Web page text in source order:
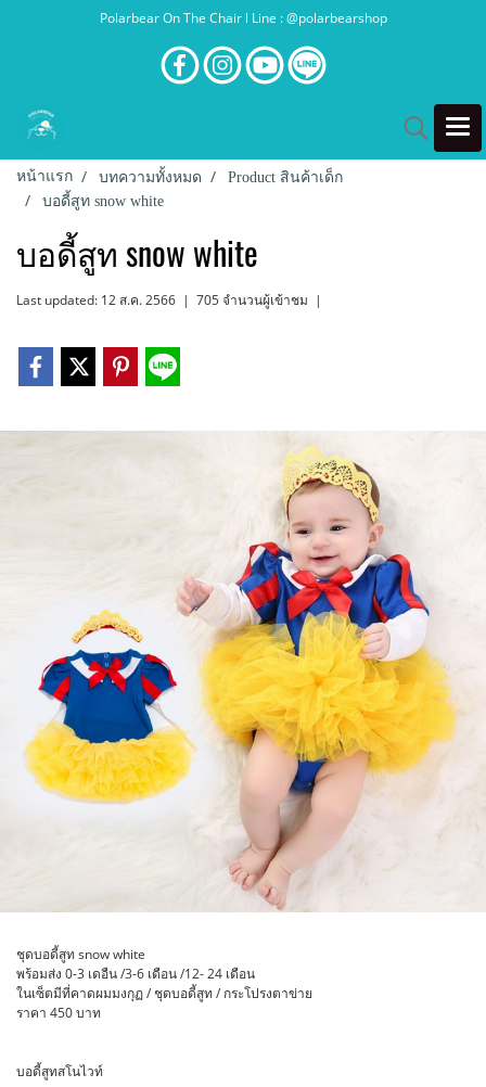
Polarbear On The Chair l Line : @polarbearshop
หน้าแรก บทความทั้งหมด
Product สินค้าเด็ก
บอดี้สูท snow white
บอดี้สูท snow white
Last updated: 12 ส.ค. 2566 | 705 จำนวนผู้เข้าชม |
ชุดบอดี้สูท snow white
พร้อมส่ง 0-3 เดอืน /3-6 เดือน /12- 24 เดือน
ในเซ็ตมีที่คาดผมมงกุฏ / ชุดบอดี้สูท / กระโปรงตาข่าย
ราคา 450 บาท
บอดี้สูทสโนไวท์